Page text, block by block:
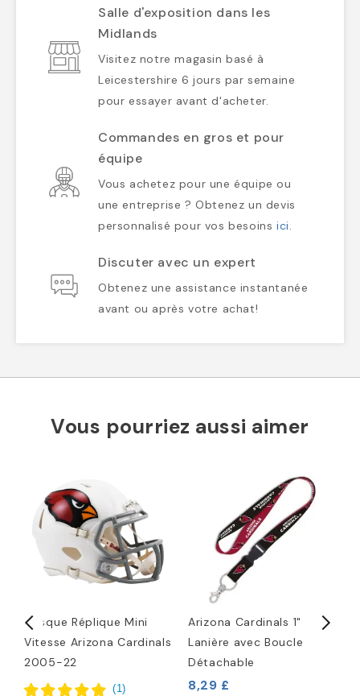
Salle d'exposition dans les
Midlands
Visitez notre magasin basé à
Leicestershire 6 jours par semaine
pour essayer avant d'acheter.
Commandes en gros et pour
équipe
Vous achetez pour une équipe ou
une entreprise ? Obtenez un devis
personnalisé pour vos besoinsici.
Discuter avec un expert
Obtenez une assistance instantanée
avant ou après votre achat!
Vous pourriez aussi aimer
Casque Réplique Mini
Vitesse Arizona Cardinals
2005-22
(1)
Arizona Cardinals 1"
Lanière avec Boucle
Détachable
8,29 £